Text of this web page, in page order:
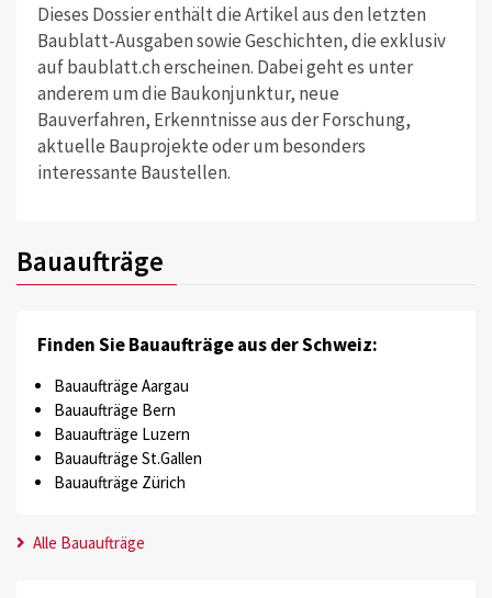
Dieses Dossier enthält die Artikel aus den letzten
Baublatt-Ausgaben sowie Geschichten, die exklusiv
auf baublatt.ch erscheinen. Dabei geht es unter
anderem um die Baukonjunktur, neue
Bauverfahren, Erkenntnisse aus der Forschung,
aktuelle Bauprojekte oder um besonders
interessante Baustellen.
Bauaufträge
Finden Sie Bauaufträge aus der Schweiz:
Bauaufträge Aargau
Bauaufträge Bern
Bauaufträge Luzern
Bauaufträge St.Gallen
Bauaufträge Zürich
Alle Bauaufträge